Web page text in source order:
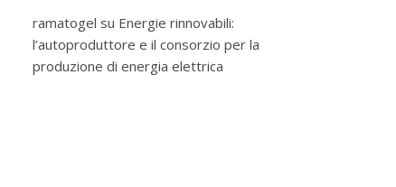
ramatogel su Energie rinnovabili:
l’autoproduttore e il consorzio per la
produzione di energia elettrica